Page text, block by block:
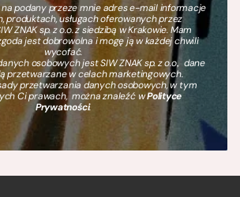
podany przeze mnie adres e-mail informacje
produktach, usługach oferowanych przez
ZNAK sp. z o.o. z siedzibą w Krakowie. Mam
jest dobrowolna i mogę ją w każdej chwili
wycofać.
osobowych jest SIW ZNAK sp. z o.o., dane
przetwarzane w celach marketingowych.
przetwarzania danych osobowych, w tym
Ci prawach, można znaleźć wPolityce
Prywatności.